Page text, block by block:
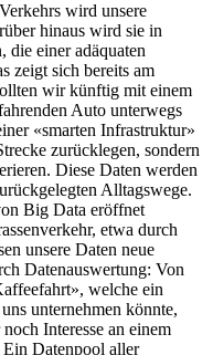
wird unsere
hinaus wird sie in
die einer adäquaten
zeigt sich bereits am
wir künftig mit einem
Auto unterwegs
«smarten Infrastruktur»
zurücklegen, sondern
Diese Daten werden
Alltagswege.
Big Data eröffnet
etwa durch
unsere Daten neue
Datenauswertung: Von
welche ein
unternehmen könnte,
Interesse an einem
Datenpool aller